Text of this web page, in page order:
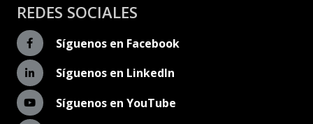
REDES SOCIALES
Síguenos en Facebook
Síguenos en LinkedIn
Síguenos en YouTube